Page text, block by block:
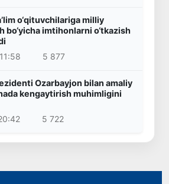
o‘qituvchilariga milliy
imtihonlarni o‘tkazish
5 877
Ozarbayjon bilan amaliy
kengaytirish muhimligini
5 722